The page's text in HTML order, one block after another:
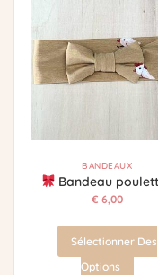
BANDEAUX
Bandeau
€ 6,00
Sélectionner Des
Options